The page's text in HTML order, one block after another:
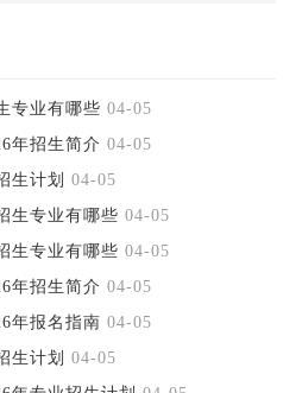
专业有哪些 04-05
年招生简介 04-05
生计划
04-05
生专业有哪些 04-05
生专业有哪些 04-05
年招生简介 04-05
年报名指南 04-05
生计划
04-05